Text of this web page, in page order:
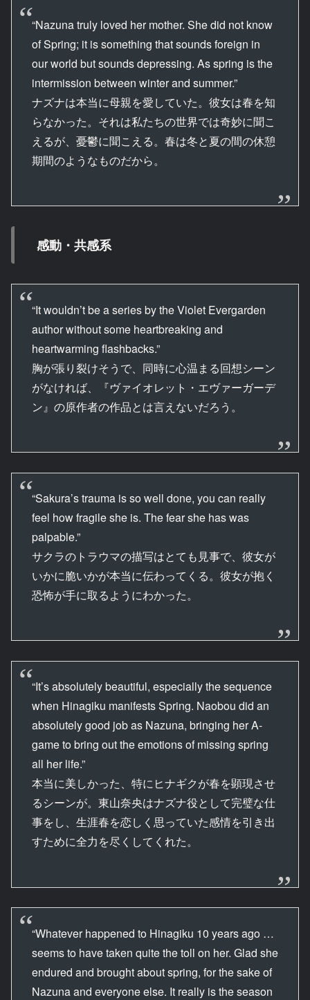
“Nazuna truly loved her mother. She did not know
of Spring; it is something that sounds foreign in
our world but sounds depressing. As spring is the
intermission between winter and summer.”
ナズナは本当に母親を愛していた。彼女は春を知
らなかった。それは私たちの世界では奇妙に聞こ
えるが、憂鬱に聞こえる。春は冬と夏の間の休憩
期間のようなものだから。
感動・共感系
“It wouldn’t be a series by the Violet Evergarden
author without some heartbreaking and
heartwarming flashbacks.”
胸が張り裂けそうで、同時に心温まる回想シーン
がなければ、『ヴァイオレット・エヴァーガーデ
ン』の原作者の作品とは言えないだろう。
“Sakura’s trauma is so well done, you can really
feel how fragile she is. The fear she has was
palpable.”
サクラのトラウマの描写はとても見事で、彼女が
いかに脆いかが本当に伝わってくる。彼女が抱く
恐怖が手に取るようにわかった。
“It’s absolutely beautiful, especially the sequence
when Hinagiku manifests Spring. Naobou did an
absolutely good job as Nazuna, bringing her A-
game to bring out the emotions of missing spring
all her life.”
本当に美しかった、特にヒナギクが春を顕現させ
るシーンが。東山奈央はナズナ役として完璧な仕
事をし、生涯春を恋しく思っていた感情を引き出
すために全力を尽くしてくれた。
“Whatever happened to Hinagiku 10 years ago …
seems to have taken quite the toll on her. Glad she
endured and brought about spring, for the sake of
Nazuna and everyone else. It really is the season